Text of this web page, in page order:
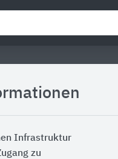
Infrastruktur
zu